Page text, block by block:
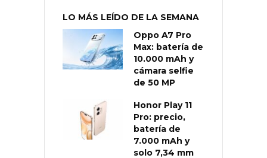
LO MÁS LEÍDO DE LA SEMANA
Oppo A7 Pro
Max: batería de
10.000 mAh y
cámara selfie
de 50 MP
Honor Play 11
Pro: precio,
batería de
7.000 mAh y
solo 7,34 mm